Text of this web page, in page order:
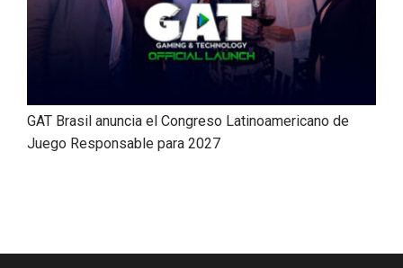
GAT Brasil anuncia el Congreso Latinoamericano de
Juego Responsable para 2027